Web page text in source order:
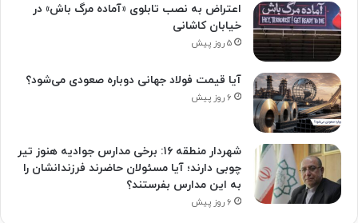
اعتراض به نصب تابلوی «آماده مرگ باش» در
خیابان کاشانی
۵ روز پیش
آیا قیمت فولاد جهانی دوباره صعودی می‌شود؟
۶ روز پیش
شهردار منطقه ۱۶: برخی مدارس جوادیه هنوز تیر
چوبی دارند؛ آیا مسئولان حاضرند فرزندانشان را
به این مدارس بفرستند؟
۶ روز پیش